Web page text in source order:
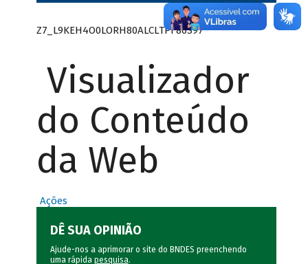
Z7_L9KEH4O0LORH80ALCLTPF80S97
Visualizador
do Conteúdo
da Web
Ações
DÊ SUA OPINIÃO
Ajude-nos a aprimorar o site do BNDES preenchendo
uma rápida pesquisa.